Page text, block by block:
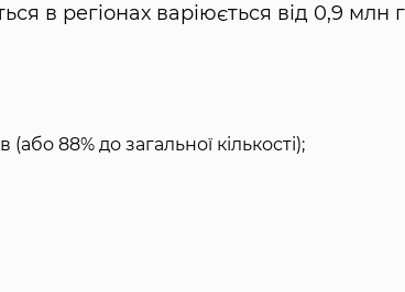
в регіонах варіюється від 0,9 млн
88% до загальної кількості);